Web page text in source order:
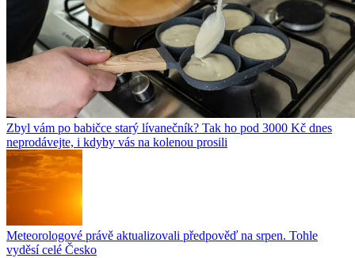
Zbyl vám po babičce starý lívanečník? Tak ho pod 3000 Kč dnes
neprodávejte, i kdyby vás na kolenou prosili
Meteorologové právě aktualizovali předpověď na srpen. Tohle
vyděsí celé Česko